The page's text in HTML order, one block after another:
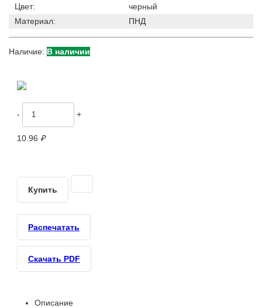
Цвет:
черный
Материал:
ПНД
Наличие: В наличии
- +
10.96 ₽
Купить
Распечатать
Скачать PDF
Описание